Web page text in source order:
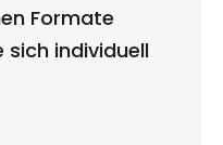
Formate
individuell